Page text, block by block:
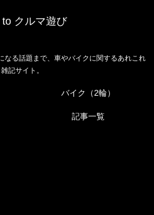
to クルマ遊び
なる話題まで、車やバイクに関するあれこれ
雑記サイト。
バイク（2輪）
記事一覧